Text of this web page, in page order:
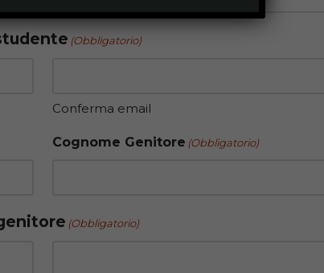
(Obbligatorio)
Conferma email
Cognome Genitore (Obbligatorio)
(Obbligatorio)